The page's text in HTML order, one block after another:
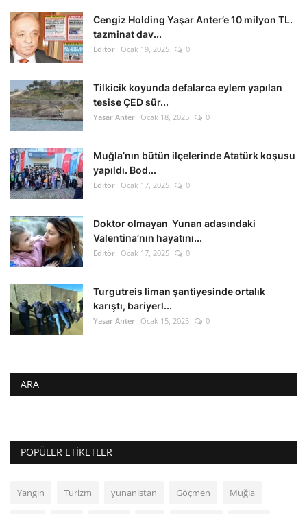
Cengiz Holding Yaşar Anter’e 10 milyon TL.
tazminat dav...
Editör Ocak 19, 2025 0
Tilkicik koyunda defalarca eylem yapılan
tesise ÇED sür...
Yasar Anter Ocak 18, 2025 0
Muğla’nın bütün ilçelerinde Atatürk koşusu
yapıldı. Bod...
Editör Ocak 17, 2025 0
Doktor olmayan Yunan adasındaki
Valentina’nın hayatını...
Editör Ocak 17, 2025 0
Turgutreis liman şantiyesinde ortalık
karıştı, bariyerl...
Yasar Anter Ocak 15, 2025 0
ARA
POPÜLER ETIKETLER
Yangın Turizm yunanistan Göçmen Muğla